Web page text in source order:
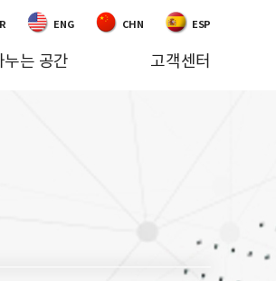
누는 공간 고객센터
ENG CHN ESP